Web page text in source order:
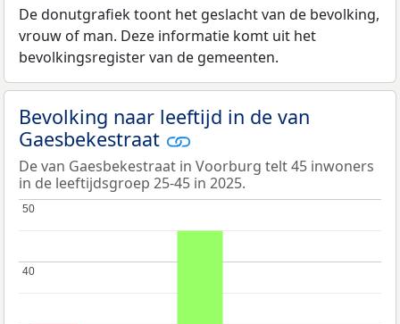
De donutgrafiek toont het geslacht van de bevolking,
vrouw of man. Deze informatie komt uit het
bevolkingsregister van de gemeenten.
Bevolking naar leeftijd in de van
Gaesbekestraat
De van Gaesbekestraat in Voorburg telt 45 inwoners
in de leeftijdsgroep 25-45 in 2025.
40
40
50
50